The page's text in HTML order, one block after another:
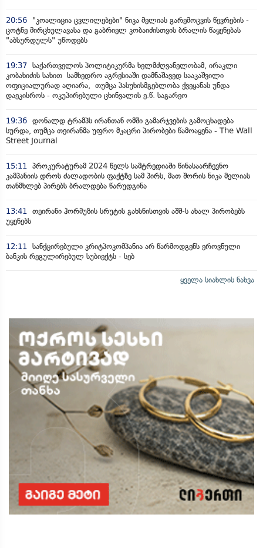
20:56
"კოალიცია ცვლილებები" ნიკა მელიას გარემოცვის წევრების -
ცოტნე მირცხულავასა და გაბრიელ კობაიძისთვის ბრალის წაყენებას
"აბსურდულს" უწოდებს
19:37 საქართველოს პოლიტიკურმა ხელმძღვანელობამ, ირაკლი
კობახიძის სახით სამხედრო აგრესიაში დამნაშავედ სააკაშვილი
ოფიციალურად აღიარა, თუმცა პასუხისმგებლობა ქვეყანას უნდა
დაეკისროს - ოკუპირებული ცხინვალის ე.წ. საგარეო
19:36 დონალდ ტრამპს ირანთან ომში გამარჯვების გამოცხადება
სურდა, თუმცა თეირანმა უფრო მკაცრი პირობები წამოაყენა - The Wall
Street Journal
15:11
პროკურატურამ 2024 წელს სამტრედიაში წინასაარჩევნო
კამპანიის დროს ძალადობის ფაქტზე სამ პირს, მათ შორის ნიკა მელიას
თანმხლებ პირებს ბრალდება წარუდგინა
13:41
თეირანი ჰორმუზის სრუტის გახსნისთვის აშშ-ს ახალ პირობებს
უყენებს
12:11
სანქცირებული კრიტპოკომპანია არ წარმოდგენს ეროვნული
ბანკის რეგულირებულ სუბიექტს - სებ
ყველა სიახლის ნახვა